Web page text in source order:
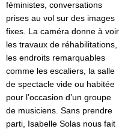
féministes, conversations
prises au vol sur des images
fixes. La caméra donne à voir
les travaux de réhabilitations,
les endroits remarquables
comme les escaliers, la salle
de spectacle vide ou habitée
pour l’occasion d’un groupe
de musiciens. Sans prendre
parti, Isabelle Solas nous fait